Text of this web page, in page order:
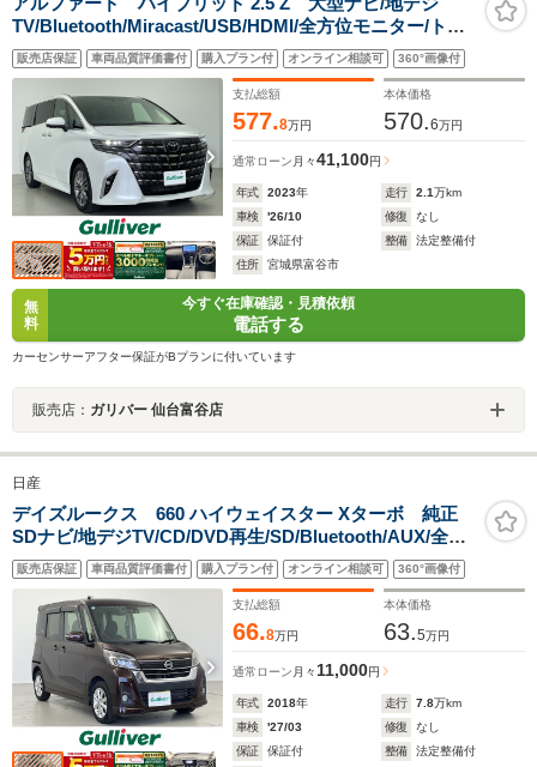
TV/Bluetooth/Miracast/USB/HDMI/全方位モニター/トヨ
タセーフティセンス/衝突軽減ブレーキ/車線逸脱/レーダー
クルーズコントロール/ワイヤレス充電/両側電動スライド
ドア/AC100V/ETC2.0/禁煙車
販売店保証 車両品質評価書付 購入プラン付 オンライン相談可 360°画像付
支払総額
577.8万円
本体価格
570.6万円
通常ローン 月々41,100円
年式 2023年 走行 2.1万km
車検
'26/10 修復
なし
保証
保証付 整備
法定整備付
住所
宮城県富谷市
無
料
今すぐ在庫確認・見積依頼
電話する
カーセンサーアフター保証がBプランに付いています
販売店： ガリバー 仙台富谷店
日産
デイズルークス 660 ハイウェイスター Xターボ 純正
SDナビ/地デジTV/CD/DVD再生/SD/Bluetooth/AUX/全方
位カメラ/電動スライドドア/エマージェンシーブレー
キ/LEDヘッドライト/純正ドラレコ/スペアキー有/プッシ
ュスタート/スマートキー/フォグランプ/ETC/禁煙車
販売店保証 車両品質評価書付 購入プラン付 オンライン相談可 360°画像付
支払総額
66.8万円
本体価格
63.5万円
通常ローン 月々11,000円
年式 2018年 走行 7.8万km
車検
'27/03 修復
なし
保証
保証付 整備
法定整備付